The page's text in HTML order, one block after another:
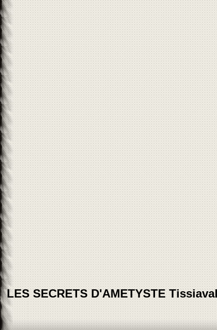
LES SECRETS D'AMETYSTE